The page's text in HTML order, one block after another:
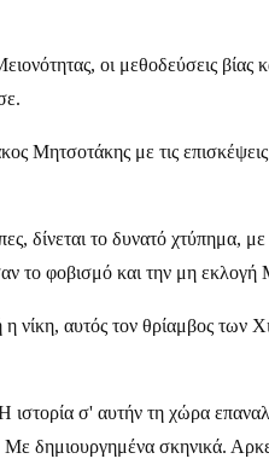
οι μεθοδεύσεις
με τις
δίνεται το δυνατό
το φοβισμό και την μη εκλογή
αυτός τον θρίαμβος
ιστορία σ' αυτήν τη χώρα
δημιουργημένα σκηνικά.